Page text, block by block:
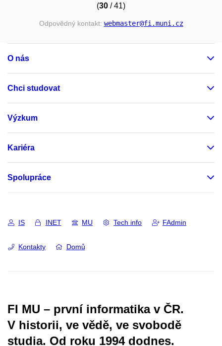
(30 / 41)
Odpovědný kontakt: webmaster@fi.muni.cz
O nás
Chci studovat
Výzkum
Kariéra
Spolupráce
IS INET MU Tech info FAdmin
Kontakty Domů
FI MU – první informatika v ČR.
V historii, ve vědě, ve svobodě
studia. Od roku 1994 dodnes.